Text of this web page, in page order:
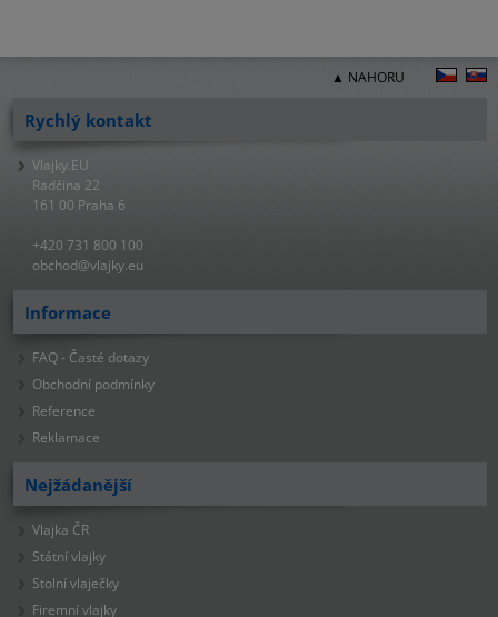
▲ NAHORU
Rychlý kontakt
Vlajky.EU
Radčina 22
161 00 Praha 6
+420 731 800 100
obchod@vlajky.eu
Informace
FAQ - Časté dotazy
Obchodní podmínky
Reference
Reklamace
Nejžádanější
Vlajka ČR
Státní vlajky
Stolní vlaječky
Firemní vlajky